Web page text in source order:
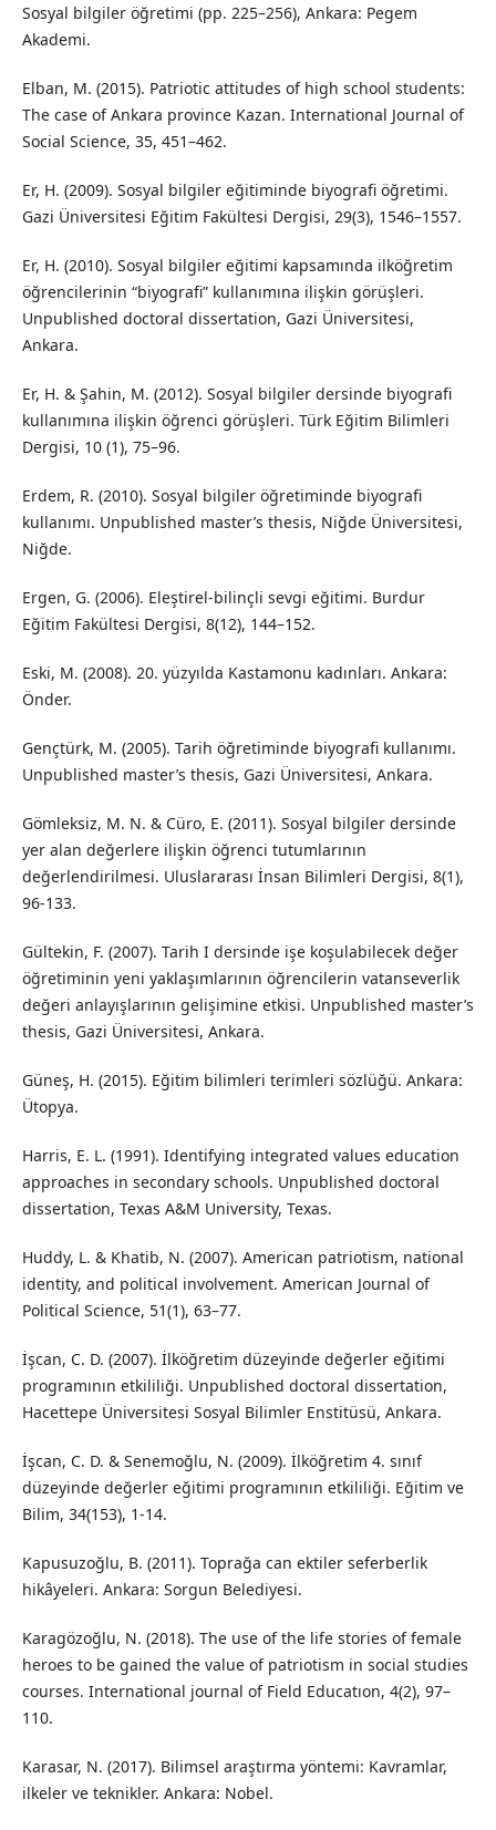
Sosyal bilgiler öğretimi (pp. 225–256), Ankara: Pegem
Akademi.
Elban, M. (2015). Patriotic attitudes of high school students:
The case of Ankara province Kazan. International Journal of
Social Science, 35, 451–462.
Er, H. (2009). Sosyal bilgiler eğitiminde biyografi öğretimi.
Gazi Üniversitesi Eğitim Fakültesi Dergisi, 29(3), 1546–1557.
Er, H. (2010). Sosyal bilgiler eğitimi kapsamında ilköğretim
öğrencilerinin “biyografi” kullanımına ilişkin görüşleri.
Unpublished doctoral dissertation, Gazi Üniversitesi,
Ankara.
Er, H. & Şahin, M. (2012). Sosyal bilgiler dersinde biyografi
kullanımına ilişkin öğrenci görüşleri. Türk Eğitim Bilimleri
Dergisi, 10 (1), 75–96.
Erdem, R. (2010). Sosyal bilgiler öğretiminde biyografi
kullanımı. Unpublished master’s thesis, Niğde Üniversitesi,
Niğde.
Ergen, G. (2006). Eleştirel-bilinçli sevgi eğitimi. Burdur
Eğitim Fakültesi Dergisi, 8(12), 144–152.
Eski, M. (2008). 20. yüzyılda Kastamonu kadınları. Ankara:
Önder.
Gençtürk, M. (2005). Tarih öğretiminde biyografi kullanımı.
Unpublished master’s thesis, Gazi Üniversitesi, Ankara.
Gömleksiz, M. N. & Cüro, E. (2011). Sosyal bilgiler dersinde
yer alan değerlere ilişkin öğrenci tutumlarının
değerlendirilmesi. Uluslararası İnsan Bilimleri Dergisi, 8(1),
96-133.
Gültekin, F. (2007). Tarih I dersinde işe koşulabilecek değer
öğretiminin yeni yaklaşımlarının öğrencilerin vatanseverlik
değeri anlayışlarının gelişimine etkisi. Unpublished master’s
thesis, Gazi Üniversitesi, Ankara.
Güneş, H. (2015). Eğitim bilimleri terimleri sözlüğü. Ankara:
Ütopya.
Harris, E. L. (1991). Identifying integrated values education
approaches in secondary schools. Unpublished doctoral
dissertation, Texas A&M University, Texas.
Huddy, L. & Khatib, N. (2007). American patriotism, national
identity, and political involvement. American Journal of
Political Science, 51(1), 63–77.
İşcan, C. D. (2007). İlköğretim düzeyinde değerler eğitimi
programının etkililiği. Unpublished doctoral dissertation,
Hacettepe Üniversitesi Sosyal Bilimler Enstitüsü, Ankara.
İşcan, C. D. & Senemoğlu, N. (2009). İlköğretim 4. sınıf
düzeyinde değerler eğitimi programının etkililiği. Eğitim ve
Bilim, 34(153), 1-14.
Kapusuzoğlu, B. (2011). Toprağa can ektiler seferberlik
hikâyeleri. Ankara: Sorgun Belediyesi.
Karagözoğlu, N. (2018). The use of the life stories of female
heroes to be gained the value of patriotism in social studies
courses. International journal of Field Educatıon, 4(2), 97–
110.
Karasar, N. (2017). Bilimsel araştırma yöntemi: Kavramlar,
ilkeler ve teknikler. Ankara: Nobel.